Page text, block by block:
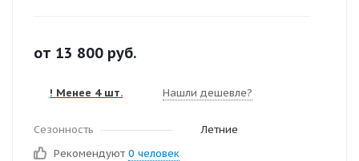
от 13 800 руб.
! Менее 4 шт. Нашли дешевле?
Сезонность
Летние
Рекомендуют 0 человек